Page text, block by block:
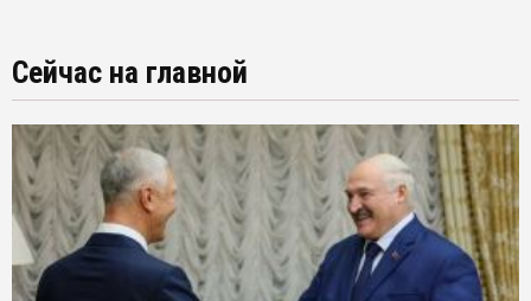
Сейчас на главной